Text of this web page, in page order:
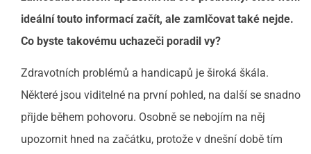
ideální touto informací začít, ale zamlčovat také nejde.
Co byste takovému uchazeči poradil vy?
Zdravotních problémů a handicapů je široká škála.
Některé jsou viditelné na první pohled, na další se snadno
přijde během pohovoru. Osobně se nebojím na něj
upozornit hned na začátku, protože v dnešní době tím